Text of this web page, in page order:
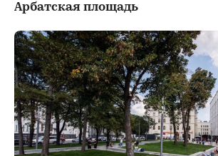
Арбатская площадь